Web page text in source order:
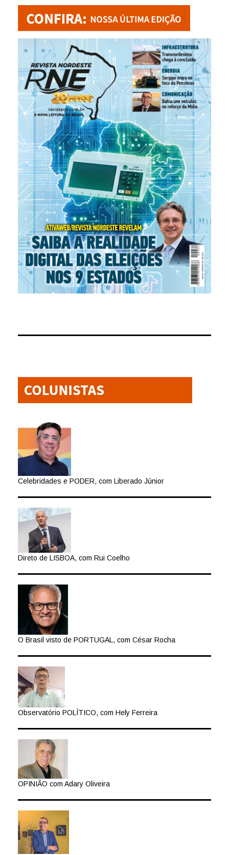
Celebridades e PODER, com Liberado Júnior
Direto de LISBOA, com Rui Coelho
O Brasil visto de PORTUGAL, com César Rocha
Observatório POLÍTICO, com Hely Ferreira
OPINIÃO com Adary Oliveira